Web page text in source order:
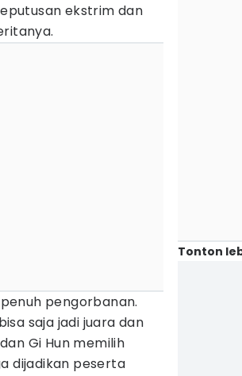
ekstrim dan
pengorbanan.
saja jadi juara dan
Gi Hun memilih
dijadikan peserta
Tonton